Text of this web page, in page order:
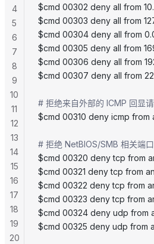
$cmd 00302 deny all
$cmd 00303 deny all from
$cmd 00304 deny all
$cmd 00305 deny all from
$cmd 00306 deny all from
$cmd 00307 deny all
# 拒绝来自外部的 ICMP 回显
$cmd 00310 deny icmp from
# 拒绝 NetBIOS/SMB 相关端
$cmd 00320 deny tcp from
$cmd 00321 deny tcp from
$cmd 00322 deny tcp from
$cmd 00323 deny tcp from
$cmd 00324 deny udp from
$cmd 00325 deny udp from
4
5
6
7
8
9
10
11
12
13
14
15
16
17
18
19
20